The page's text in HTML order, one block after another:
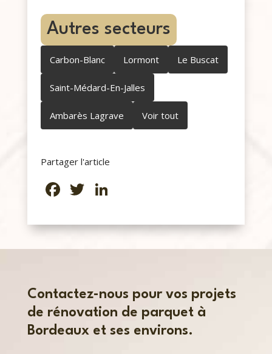
Autres secteurs
Carbon-Blanc Lormont Le Buscat
Saint-Médard-En-Jalles
Ambarès Lagrave Voir tout
Partager l'article
Facebook
Twitter
Contactez-nous pour vos projets
de rénovation de parquet à
Bordeaux et ses environs.